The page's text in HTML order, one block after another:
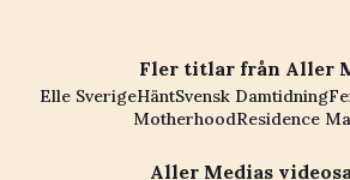
Fler titlar från Aller
Elle SverigeHäntSvensk Damtidning
MotherhoodResidence
Aller Medias